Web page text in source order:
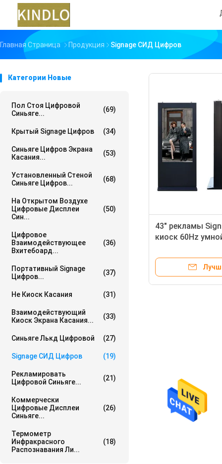
Главная Страница Продукция Signage СИД Цифров
Категории Новые
Пол Стоя Цифровой
Синьяге...
(69)
Крытый Signage Цифров (34)
Синьяге Цифров Экрана
Касания...
(53)
Установленный Стеной
Синьяге Цифров...
(68)
На Открытом Воздухе
Цифровые Дисплеи
Син...
(50)
Цифровое
Взаимодействующее
Вхитебоард...
(36)
Портативный Signage
Цифров...
(37)
Не Киоск Касания (31)
Взаимодействующий
Киоск Экрана Касания...
(33)
Синьяге Лькд Цифровой (27)
Signage СИД Цифров (19)
Рекламировать
Цифровой Синьяге...
(21)
Коммерчески
Цифровые Дисплеи
Синьяге...
(26)
Термометр
Инфракрасного
Распознавания Ли...
(18)
43" рекламы
киоск 60Hz